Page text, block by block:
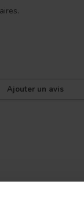
Ajouter un avis